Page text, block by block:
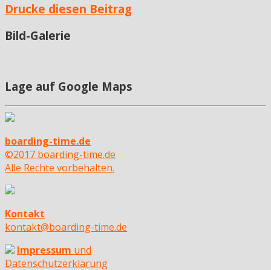
Drucke diesen Beitrag
Bild-Galerie
Lage auf Google Maps
boarding-time.de
©2017 boarding-time.de
Alle Rechte vorbehalten.
Kontakt
kontakt@boarding-time.de
Impressum und
Datenschutzerklärung